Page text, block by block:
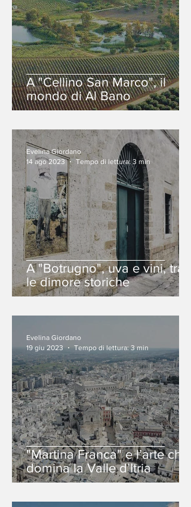
A "Cellino San Marco", il
mondo di Al Bano
A "Botrugno", uva e vini, tra
le dimore storiche
Evelina Giordano
14 ago 2023
Tempo di lettura: 3 min
"Martina Franca" e l’arte che
domina la Valle d’Itria
Evelina Giordano
19 giu 2023
Tempo di lettura: 3 min